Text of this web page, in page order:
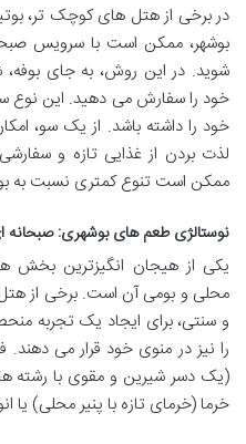
در برخی از هتل های کوچک تر،
بوشهر، ممکن است با سرویس
شوید. در این روش، به جای بوفه،
خود را سفارش می دهید. این نوع
خود را داشته باشد. از یک سو،
لذت بردن از غذایی تازه و
ممکن است تنوع کمتری نسبت به
نوستالژی طعم های بوشهری:
یکی از هیجان انگیزترین بخش
محلی و بومی آن است. برخی از هتل
و سنتی، برای ایجاد یک تجربه
را نیز در منوی خود قرار می دهند.
(یک دسر شیرین و مقوی با رشته
خرما (خرمای تازه با پنیر محلی) یا